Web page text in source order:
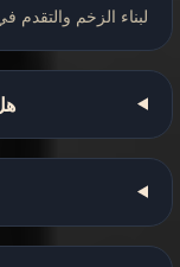
لبناء الزخم